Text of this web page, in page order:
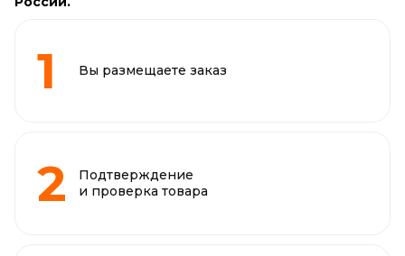
Вы размещаете заказ
Подтверждение
и проверка товара